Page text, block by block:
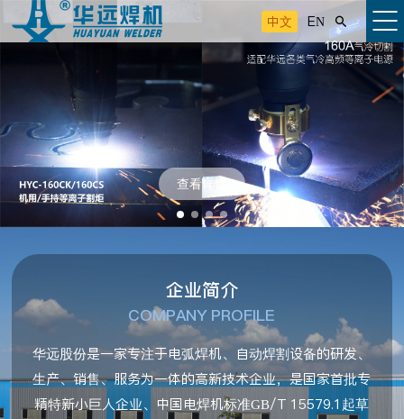
中文 EN 
查看详情
企业简介
COMPANY PROFILE
华远股份是一家专注于电弧焊机、自动焊割设备的研发、
生产、销售、服务为一体的高新技术企业，是国家首批专
精特新小巨人企业、中国电焊机标准GB/T 15579.1起草